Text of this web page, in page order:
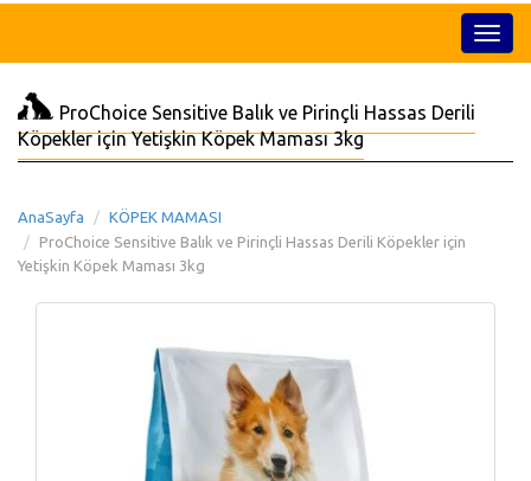
ProChoice Sensitive Balık ve Pirinçli Hassas Derili
Köpekler için Yetişkin Köpek Maması 3kg
AnaSayfa
KÖPEK MAMASI
ProChoice Sensitive Balık ve Pirinçli Hassas Derili Köpekler için
Yetişkin Köpek Maması 3kg